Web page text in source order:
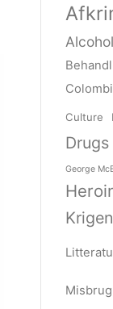
Alcohol
Culture
Drugs
George
Misbrug